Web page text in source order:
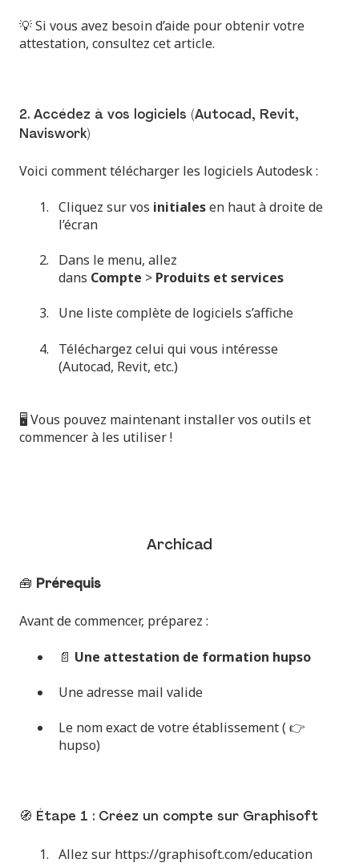
💡 Si vous avez besoin d’aide pour obtenir votre
attestation, consultez cet article.
2. Accédez à vos logiciels (Autocad, Revit,
Naviswork)
Voici comment télécharger les logiciels Autodesk :
Cliquez sur vos initialesen haut à droite de
l’écran
Dans le menu, allez
dans Compte > Produits et services
Une liste complète de logiciels s’affiche
Téléchargez celui qui vous intéresse
(Autocad, Revit, etc.)
🖥️ Vous pouvez maintenant installer vos outils et
commencer à les utiliser !
Archicad
🧰 Prérequis
Avant de commencer, préparez :
📄 Une attestation de formation hupso
Une adresse mail valide
Le nom exact de votre établissement ( 👉
hupso)
🧭 Étape 1 : Créez un compte sur Graphisoft
Allez sur https://graphisoft.com/education